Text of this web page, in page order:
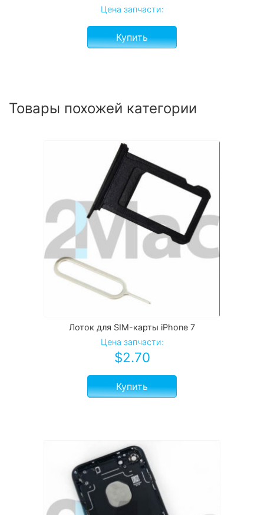
Цена запчасти:
Купить
Товары похожей категории
Лоток для SIM-карты iPhone 7
Цена запчасти:
$2.70
Купить